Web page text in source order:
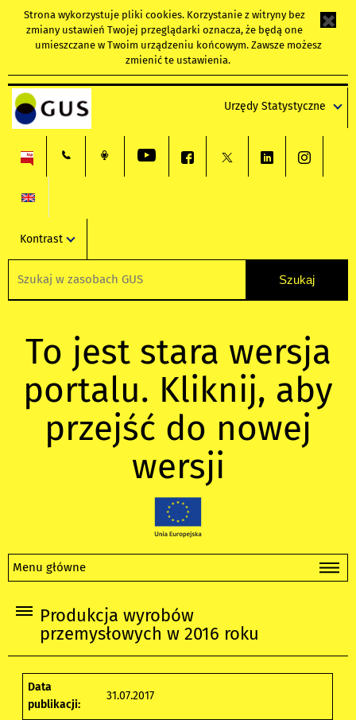
Strona wykorzystuje pliki cookies. Korzystanie z witryny bez
zmiany ustawień Twojej przeglądarki oznacza, że będą one
umieszczane w Twoim urządzeniu końcowym. Zawsze możesz
zmienić te ustawienia.
Urzędy Statystyczne
Kontrast
To jest stara wersja
portalu. Kliknij, aby
przejść do nowej
wersji
Menu główne
Produkcja wyrobów
przemysłowych w 2016 roku
Data
publikacji:
31.07.2017